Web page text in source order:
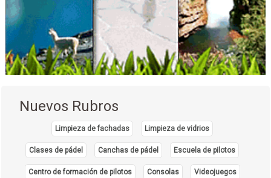
Nuevos Rubros
Limpieza de fachadas Limpieza de vidrios
Clases de pádel Canchas de pádel Escuela de pilotos
Centro de formación de pilotos Consolas Videojuegos